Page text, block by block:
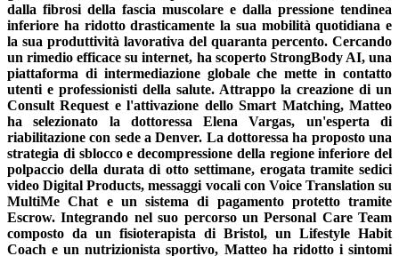
dalla fibrosi della fascia muscolare e dalla pressione tendinea
inferiore ha ridotto drasticamente la sua mobilità quotidiana e
la sua produttività lavorativa del quaranta percento. Cercando
un rimedio efficace su internet, ha scoperto StrongBody AI, una
piattaforma di intermediazione globale che mette in contatto
utenti e professionisti della salute. Attrappo la creazione di un
Consult Request e l'attivazione dello Smart Matching, Matteo
ha selezionato la dottoressa Elena Vargas, un'esperta di
riabilitazione con sede a Denver. La dottoressa ha proposto una
strategia di sblocco e decompressione della regione inferiore del
polpaccio della durata di otto settimane, erogata tramite sedici
video Digital Products, messaggi vocali con Voice Translation su
MultiMe Chat e un sistema di pagamento protetto tramite
Escrow. Integrando nel suo percorso un Personal Care Team
composto da un fisioterapista di Bristol, un Lifestyle Habit
Coach e un nutrizionista sportivo, Matteo ha ridotto i sintomi